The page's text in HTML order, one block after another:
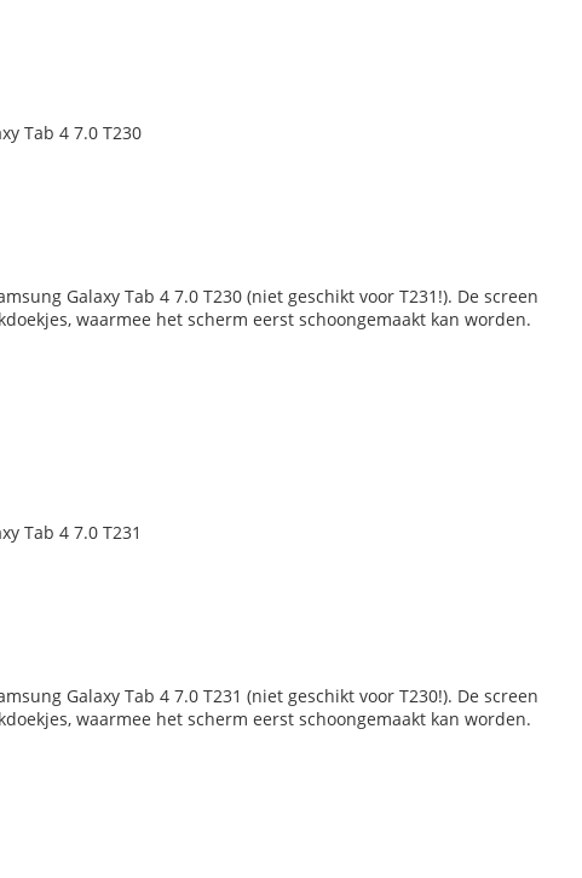
Tab 4 7.0 T230
Galaxy Tab 4 7.0 T230 (niet geschikt voor T231!). De screen
waarmee het scherm eerst schoongemaakt kan worden.
Tab 4 7.0 T231
Galaxy Tab 4 7.0 T231 (niet geschikt voor T230!). De screen
waarmee het scherm eerst schoongemaakt kan worden.